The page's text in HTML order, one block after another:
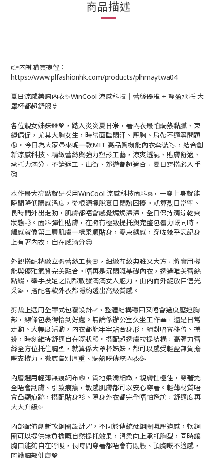
商品描述
👉內褲購買捷徑：
https://www.plfashionhk.com/products/plhmaytwa04
夏日涼感美胸內衣✨WinCool 涼感科技｜蕾絲優雅 + 輕盈承托 大
罩杯都超舒服👙
各位靚女姊妹👭💖，踏入炎炎夏日☀️，著內衣最怕焗熱黏膩、束
縛侷促，尤其大胸女生，時常面臨悶汗、壓胸、肩帶不適等問題
😩。今日為大家帶來呢一款MIT 高品質機能內衣套裝🏷️，結合創
新涼感科技、精緻蕾絲與強力塑形工藝，涼爽透氣、貼膚舒適、
承托力滿分，不論返工、出街、郊遊都超適合，夏日穿搭必入手
🥰
本作最大亮點就是採用WinCool 涼感科技面料❄️，一穿上身就能
瞬間降低體感溫度，從根源擺脫夏日悶熱困擾。就算烈日當空、
長時間外出走動，肌膚都唔會感覺焗焗滯滯，全日保持清涼乾爽
狀態💨。面料彈性貼膚，在擁有極致提托與完整包覆力嘅同時，
觸感就像第二層肌膚一樣柔順貼身，零束縛感，穿咗幾乎忘記身
上有著內衣，自在感滿分😌
外觀搭配精緻立體蕾絲工藝🌸，細緻花紋典雅又大方，將實用機
能與優雅氣質完美融合。唔再是沉悶嘅基礎內衣，透過唯美蕾絲
點綴，舉手投足之間都散發滿滿女人魅力，由內而外綻放自信光
采💫，搭配各款外衣都隱約透出高級質感。
剪裁上選用全罩式包覆設計✅，整體結構穩固又唔會過度壓迫胸
部，線條包裹得恰到好處。無論係辦公室久坐工作💼，還是日常
走動、大幅度活動，內衣都能牢牢貼合身形，絕對唔會移位、捲
邊，時刻維持舒適自在嘅狀態。搭配超透膚拉提結構，高彈力蕾
絲全方位托住胸型，就算係大罩杯姊妹，都可以感受輕盈無負擔
嘅支撐力，徹底告別厚重、焗熱嘅傳統內衣🥳
內層選用輕薄無痕網布🕸️，質地柔滑細緻，親膚性極佳，穿著完
全唔會刮膚、引致痕癢，敏感肌膚都可以安心穿著。輕薄材質唔
會凸顯痕跡，搭配貼身衫、薄身外衣都完全唔怕尷尬，舒適度再
大大升級✨
內部配備創新軟鋼圈設計🪄，不同於傳統硬鋼圈嘅壓迫感，軟鋼
圈可以提供無負擔嘅自然提托效果，溫柔向上承托胸型，同時讓
胸口能夠自在呼吸，長時間穿著都唔會有悶脹、頂胸嘅不適感，
呵護胸部健康💖